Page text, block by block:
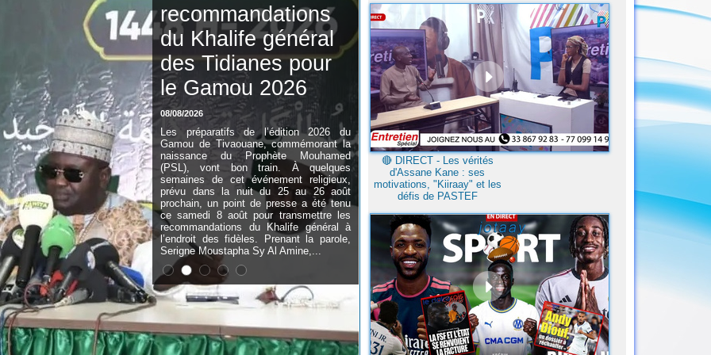
recommandations
du Khalife général
des Tidianes pour
le Gamou 2026
08/08/2026
Les préparatifs de l’édition 2026 du
Gamou de Tivaouane, commémorant la
naissance du Prophète Mouhamed
(PSL), vont bon train. À quelques
semaines de cet événement religieux,
prévu dans la nuit du 25 au 26 août
prochain, un point de presse a été tenu
ce samedi 8 août pour transmettre les
recommandations du Khalife général à
l’endroit des fidèles. Prenant la parole,
Serigne Moustapha Sy Al Amine,...
🔴​ DIRECT - Les vérités
d'Assane Kane : ses
motivations, "Kiiraay" et les
défis de PASTEF